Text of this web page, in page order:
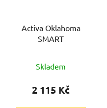
Activa Oklahoma
SMART
Skladem
2 115 Kč